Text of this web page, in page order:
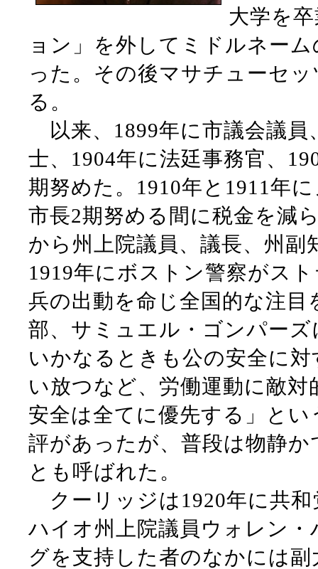
大学を
ョン」を外してミドルネー
った。その後マサチューセ
る。
以来、1899年に市議会議員
士、1904年に法廷事務官、
期努めた。1910年と1911年
市長2期努める間に税金を減
から州上院議員、議長、州副
1919年にボストン警察がス
兵の出動を命じ全国的な注
部、サミュエル・ゴンパー
いかなるときも公の安全に
い放つなど、労働運動に敵
安全は全てに優先する」と
評があったが、普段は物静
とも呼ばれた。
クーリッジは1920年に共和
ハイオ州上院議員ウォレン
グを支持した者のなかには